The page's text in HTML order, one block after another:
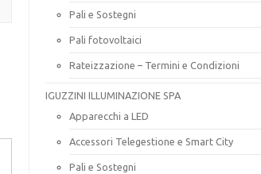
Pali e Sostegni
Pali fotovoltaici
Rateizzazione – Termini e Condizioni
IGUZZINI ILLUMINAZIONE SPA
Apparecchi a LED
Accessori Telegestione e Smart City
Pali e Sostegni